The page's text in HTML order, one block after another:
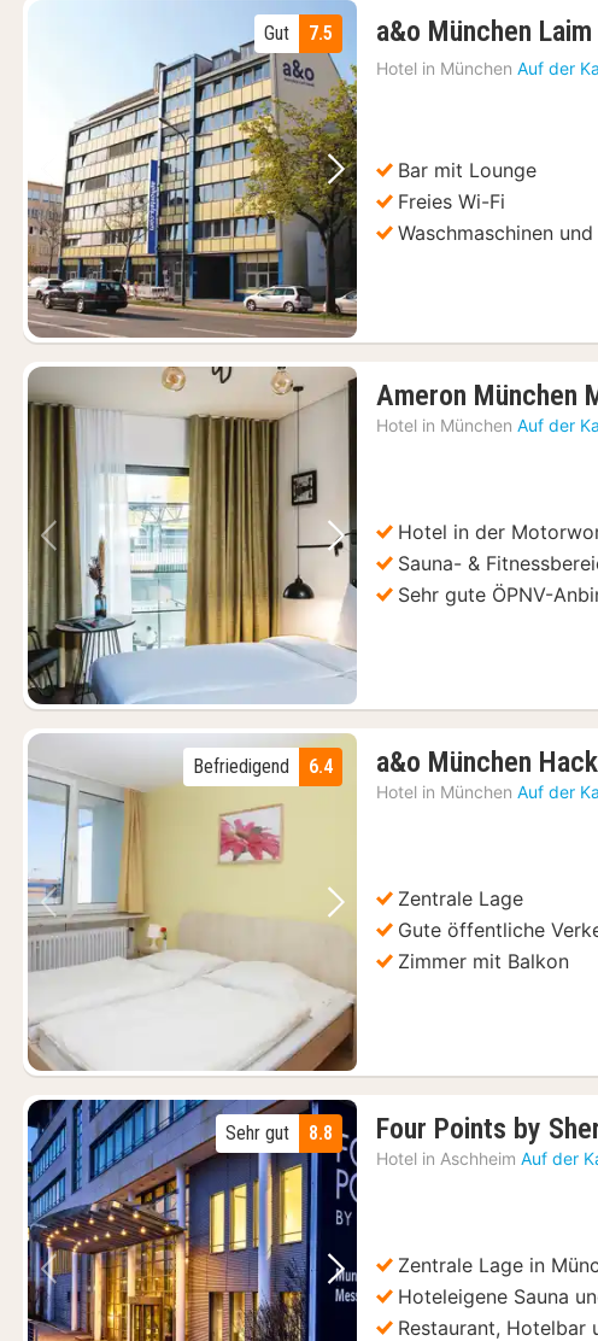
Vorheriges Bild Nächstes Bild
7.5
Gut a&o München Laim
Hotel in München Auf der
Bar mit Lounge
Freies Wi-Fi
Waschmaschinen
Vorheriges Bild Nächstes Bild
Ameron München
Hotel in München Auf der
Hotel in der
Sauna- &
Sehr gute ÖPNV-
Vorheriges Bild Nächstes Bild
6.4
Befriedigend a&o München
Hotel in München Auf der
Zentrale Lage
Gute öffentliche
Zimmer mit Balkon
Vorheriges Bild Nächstes Bild
8.8
Sehr gut Four Points by
Hotel in Aschheim Auf der
Zentrale Lage in
Hoteleigene Sauna
Restaurant, Hotelbar
und öffentliche Verkehrsmittel
zum Mittag- oder Abendessen (156)
(156)
Schloss Linderhof Tagestour(156)
(156)
Sightseeing Bus Tour(156)
Halbtagestour(161)
für zwei auf dem Viktualienmarkt (156)